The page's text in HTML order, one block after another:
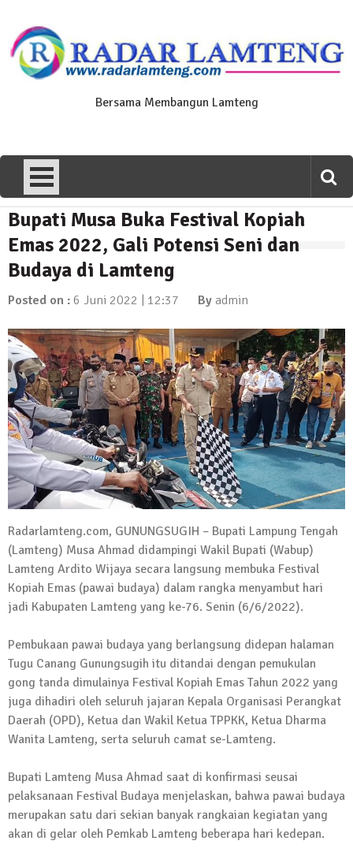
content
Bersama Membangun Lamteng
News Flash
Polres Lamteng Gelar Upacara
Peringatan Hari Pahlawan, Teladani
Semangat Pengorbanan untuk Bangsa
10 November 2025 | 14:07
Puluhan Warga Dusun III Geruduk
Balai Kampung Pujobasuki, Tuntut
Kadus Untuk Mundur
4 September 2025 | 15:40
News Flash
iklan ucapan HUT RI
20 Agustus 2025 | 14:43
News Flash
Maling Jebol Plafon Konter HP di
Rumbia, Pelaku Ditangkap di Lamtim
26 Juli 2025 | 10:33
News Flash
Kejari Geledah Kantor Disporapar
Lamteng Terkait Dugaan Korupsi Dana
16 Oktober 2024 | 05:27
News Flash
Berikut Jadwal Debat Kandidat Cabup-
Cawabup Lampung Tengah
13 Oktober 2024 | 12:22
News Flash
Sasar Sejumlah Warga Kurang Mampu
12 Juli 2024 | 15:15
News Flash
Dengan Semangat Muda, Ida Bagus
Bupati Musa Buka Festival Kopiah
Emas 2022, Gali Potensi Seni dan
Budaya di Lamteng
Posted on : 6 Juni 2022 | 12:37 By admin
Radarlamteng.com, GUNUNGSUGIH – Bupati Lampung Tengah
(Lamteng) Musa Ahmad didampingi Wakil Bupati (Wabup)
Lamteng Ardito Wijaya secara langsung membuka Festival
Kopiah Emas (pawai budaya) dalam rangka menyambut hari
jadi Kabupaten Lamteng yang ke-76. Senin (6/6/2022).
Pembukaan pawai budaya yang berlangsung didepan halaman
Tugu Canang Gunungsugih itu ditandai dengan pemukulan
gong tanda dimulainya Festival Kopiah Emas Tahun 2022 yang
juga dihadiri oleh seluruh jajaran Kepala Organisasi Perangkat
Daerah (OPD), Ketua dan Wakil Ketua TPPKK, Ketua Dharma
Wanita Lamteng, serta seluruh camat se-Lamteng.
Bupati Lamteng Musa Ahmad saat di konfirmasi seusai
pelaksanaan Festival Budaya menjelaskan, bahwa pawai budaya
merupakan satu dari sekian banyak rangkaian kegiatan yang
akan di gelar oleh Pemkab Lamteng beberapa hari kedepan.